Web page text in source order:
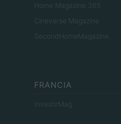
Home Magazine 365
Cineverse Magazine
SecondHomeMagazine
FRANCIA
InvestirMag